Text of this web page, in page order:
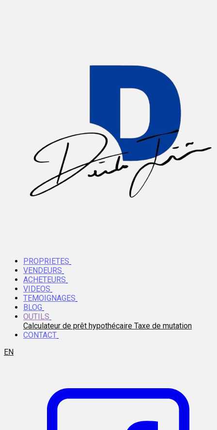
PROPRIETES
VENDEURS
ACHETEURS
VIDEOS
TEMOIGNAGES
BLOG
OUTILS
Calculateur de prêt hypothécaire Taxe de mutation
CONTACT
EN